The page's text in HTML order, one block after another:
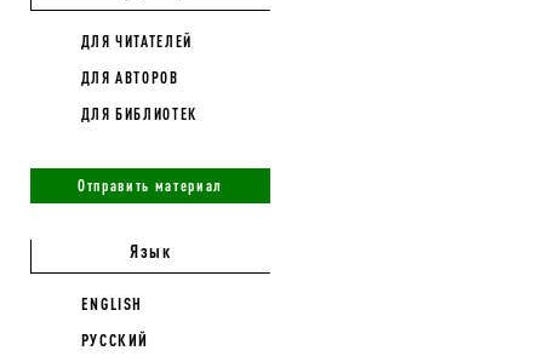
ДЛЯ ЧИТАТЕЛЕЙ
ДЛЯ АВТОРОВ
ДЛЯ БИБЛИОТЕК
Отправить материал
Язык
ENGLISH
РУССКИЙ